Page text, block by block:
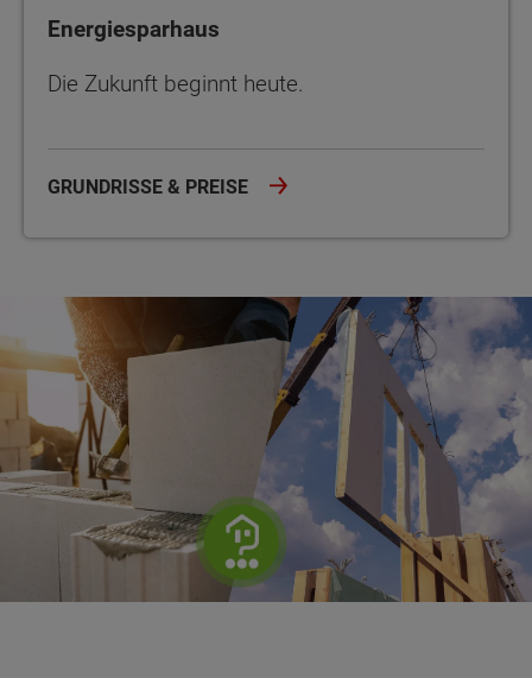
Energiesparhaus
Die Zukunft beginnt heute.
GRUNDRISSE & PREISE